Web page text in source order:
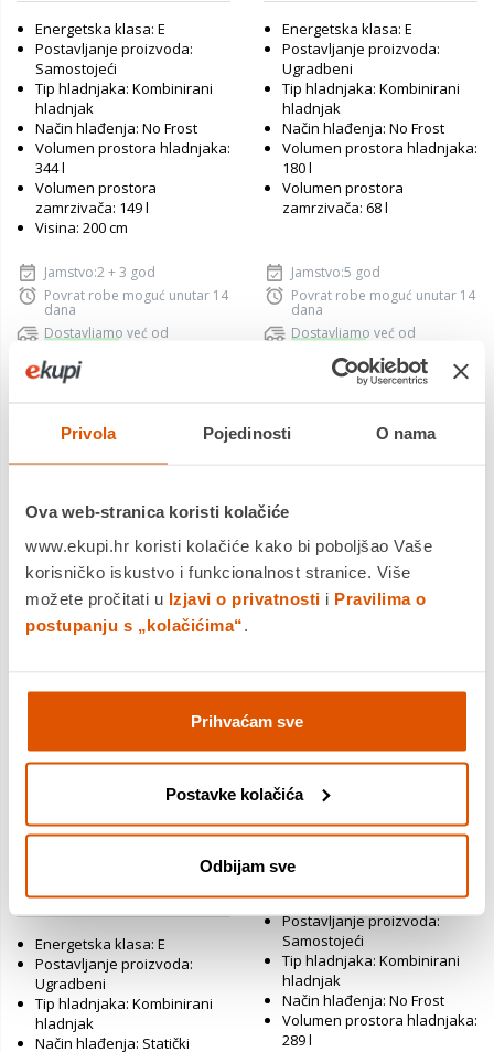
Privola Pojedinosti O nama
Ova web-stranica koristi kolačiće
www.ekupi.hr koristi kolačiće kako bi poboljšao Vaše
korisničko iskustvo i funkcionalnost stranice. Više
možete pročitati u Izjavi o privatnosti i Pravilima o
postupanju s „kolačićima“.
Prihvaćam sve
Postavke kolačića
Odbijam sve
Energetska klasa: E
Postavljanje proizvoda:
Samostojeći
Tip hladnjaka: Kombinirani
hladnjak
Način hlađenja: No Frost
Volumen prostora hladnjaka:
344 l
Volumen prostora
zamrzivača: 149 l
Visina: 200 cm
Jamstvo:2 + 3 god
Povrat robe moguć unutar 14
dana
Dostavljamo već od
10.08.2026
Usporedite proizvod
Energetska klasa: E
Postavljanje proizvoda:
Ugradbeni
Tip hladnjaka: Kombinirani
hladnjak
Način hlađenja: No Frost
Volumen prostora hladnjaka:
180 l
Volumen prostora
zamrzivača: 68 l
Jamstvo:5 god
Povrat robe moguć unutar 14
dana
Dostavljamo već od
10.08.2026
Usporedite proizvod
1.029,99 €
Energetska klasa: E
Postavljanje proizvoda:
Ugradbeni
Tip hladnjaka: Kombinirani
hladnjak
Način hlađenja: Statički
HDPW3620CNPD
619,00 €
Energetska klasa: C
Postavljanje proizvoda:
Samostojeći
Tip hladnjaka: Kombinirani
hladnjak
Način hlađenja: No Frost
Volumen prostora hladnjaka:
289 l